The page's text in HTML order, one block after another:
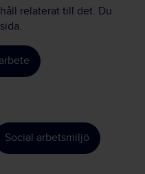
relaterat till det. Du
Social arbetsmiljö